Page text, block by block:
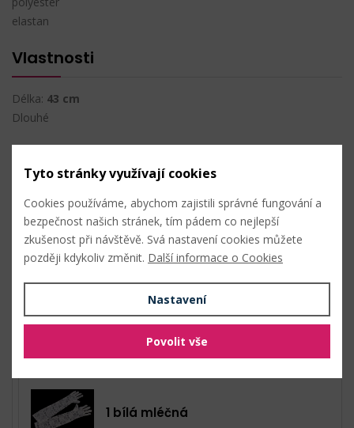
elastan
Vlastnosti
Délka: 43 cm
Dlouhé
Nahlásit problém
Hromadný nákup
1 bílá mléčná
Tyto stránky využívají cookies
Cookies používáme, abychom zajistili správné fungování a
bezpečnost našich stránek, tím pádem co nejlepší
zkušenost při návštěvě. Svá nastavení cookies můžete
později kdykoliv změnit. Další informace o Cookies
Nastavení
Povolit vše